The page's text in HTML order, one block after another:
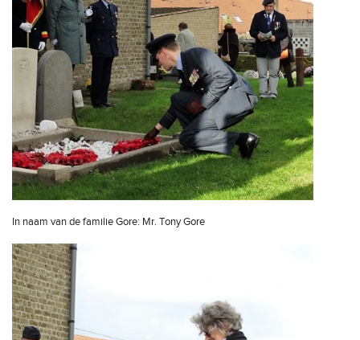
In naam van de familie Gore: Mr. Tony Gore